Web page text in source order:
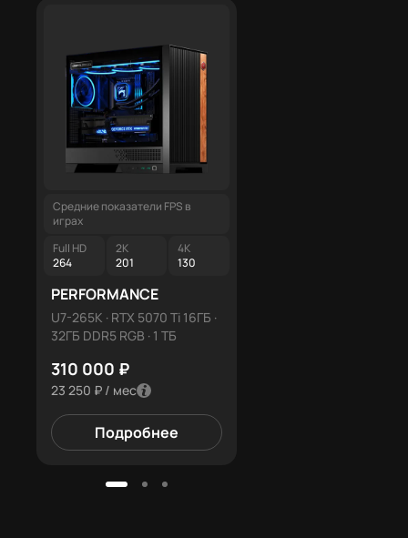
Средние показатели FPS в
играх
Full HD
264
2K
201
4K
130
PERFORMANCE
U7-265K · RTX 5070 Ti 16ГБ ·
32ГБ DDR5 RGB · 1 ТБ
310 000 ₽
23 250 ₽ / мес
Подробнее